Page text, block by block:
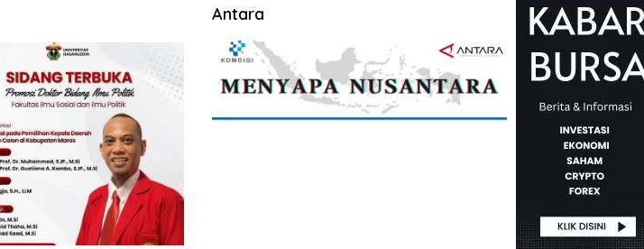
Antara